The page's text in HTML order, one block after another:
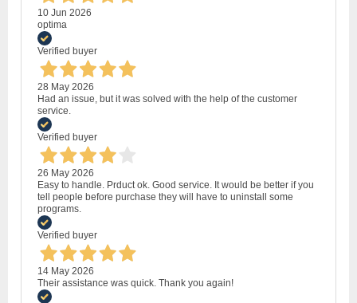
10 Jun 2026
optima
Verified buyer
28 May 2026
Had an issue, but it was solved with the help of the customer
service.
Verified buyer
26 May 2026
Easy to handle. Prduct ok. Good service. It would be better if you
tell people before purchase they will have to uninstall some
programs.
Verified buyer
14 May 2026
Their assistance was quick. Thank you again!